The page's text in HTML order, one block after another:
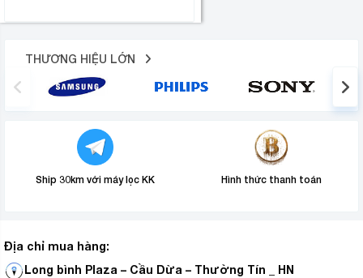
THƯƠNG HIỆU LỚN
Ship 30km với máy lọc KK Hình thức thanh toán
Địa chỉ mua hàng:
Long bình Plaza – Cầu Dừa – Thường Tín _ HN